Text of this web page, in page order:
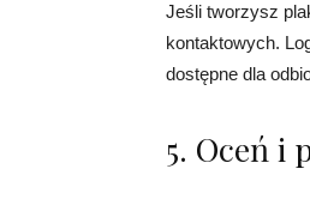
Jeśli tworzysz
kontaktowych.
dostępne dla
5. Oceń i